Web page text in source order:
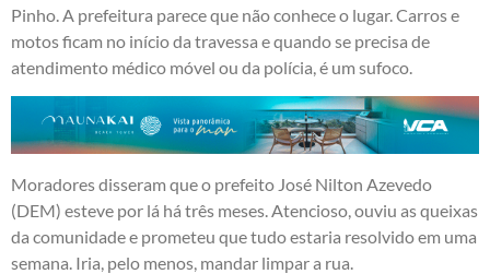
Pinho. A prefeitura parece que não conhece o lugar. Carros e
motos ficam no início da travessa e quando se precisa de
atendimento médico móvel ou da polícia, é um sufoco.
Moradores disseram que o prefeito José Nilton Azevedo
(DEM) esteve por lá há três meses. Atencioso, ouviu as queixas
da comunidade e prometeu que tudo estaria resolvido em uma
semana. Iria, pelo menos, mandar limpar a rua.